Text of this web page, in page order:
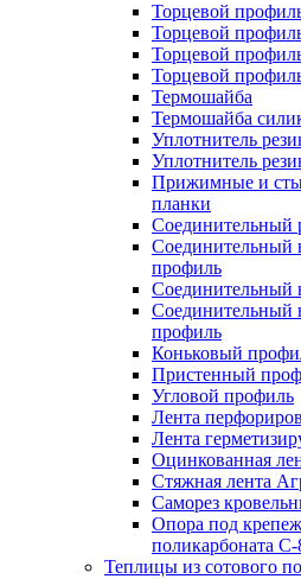
Торцевой
Торцевой
Торцевой
Торцевой
Термошайба
Термошайба
Уплотнитель
Уплотнитель
Прижимные и
планки
Соединительный
Соединительный
профиль
Соединительный
Соединительный
профиль
Коньковый
Пристенный
Угловой профиль
Лента
Лента
Оцинкованная
Стяжная лента
Саморез
Опора под
поликарбоната С-
Теплицы из сотового